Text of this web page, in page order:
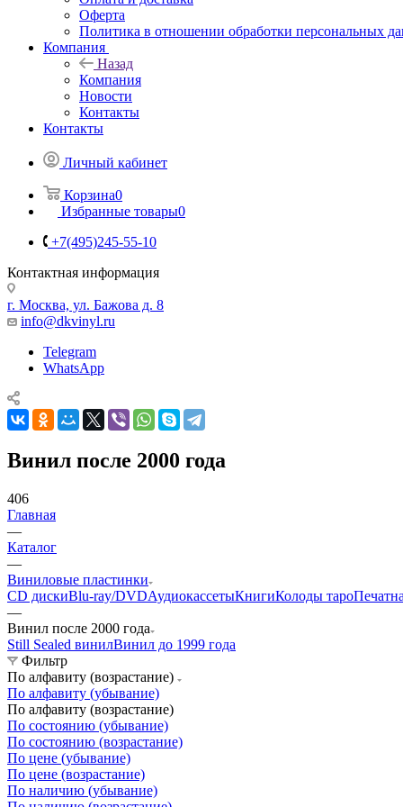
Оферта
Политика в отношении обработки персональных
Компания
Назад
Компания
Новости
Контакты
Контакты
Личный кабинет
Корзина0
Избранные товары0
+7(495)245-55-10
Контактная информация
г. Москва, ул. Бажова д. 8
info@dkvinyl.ru
Telegram
WhatsApp
Винил после 2000 года
406
Главная
—
Каталог
—
Виниловые пластинки
CD дискиBlu-ray/DVDАудиокассетыКнигиКолоды таро
—
Винил после 2000 года
Still Sealed винилВинил до 1999 года
Фильтр
По алфавиту (возрастание)
По алфавиту (убывание)
По алфавиту (возрастание)
По состоянию (убывание)
По состоянию (возрастание)
По цене (убывание)
По цене (возрастание)
По наличию (убывание)